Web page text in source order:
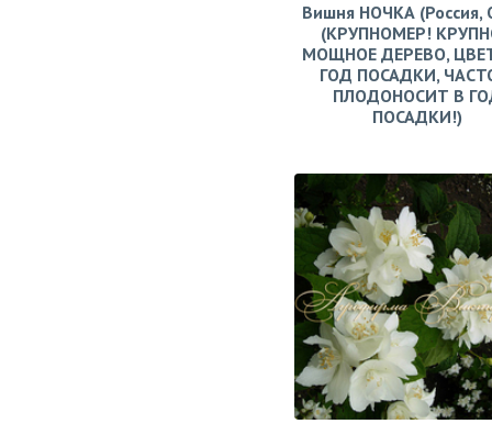
Вишня НОЧКА (Россия,
(КРУПНОМЕР!
МОЩНОЕ ДЕРЕВО,
ГОД ПОСАДКИ,
ПЛОДОНОСИТ В
ПОСАДКИ!)